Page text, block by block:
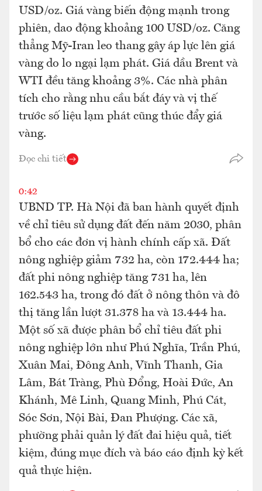
USD/oz. Giá vàng biến động mạnh trong
phiên, dao động khoảng 100 USD/oz. Căng
thẳng Mỹ-Iran leo thang gây áp lực lên giá
vàng do lo ngại lạm phát. Giá dầu Brent và
WTI đều tăng khoảng 3%. Các nhà phân
tích cho rằng nhu cầu bắt đáy và vị thế
trước số liệu lạm phát cũng thúc đẩy giá
vàng.
Đọc chi tiết
0:42
UBND TP. Hà Nội đã ban hành quyết định
về chỉ tiêu sử dụng đất đến năm 2030, phân
bổ cho các đơn vị hành chính cấp xã. Đất
nông nghiệp giảm 732 ha, còn 172.444 ha;
đất phi nông nghiệp tăng 731 ha, lên
162.543 ha, trong đó đất ở nông thôn và đô
thị tăng lần lượt 31.378 ha và 13.444 ha.
Một số xã được phân bổ chỉ tiêu đất phi
nông nghiệp lớn như Phú Nghĩa, Trần Phú,
Xuân Mai, Đông Anh, Vĩnh Thanh, Gia
Lâm, Bát Tràng, Phù Đổng, Hoài Đức, An
Khánh, Mê Linh, Quang Minh, Phú Cát,
Sóc Sơn, Nội Bài, Đan Phượng. Các xã,
phường phải quản lý đất đai hiệu quả, tiết
kiệm, đúng mục đích và báo cáo định kỳ kết
quả thực hiện.